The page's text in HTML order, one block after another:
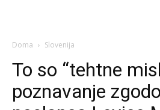
Doma Slovenija
To so “tehtne
poznavanje